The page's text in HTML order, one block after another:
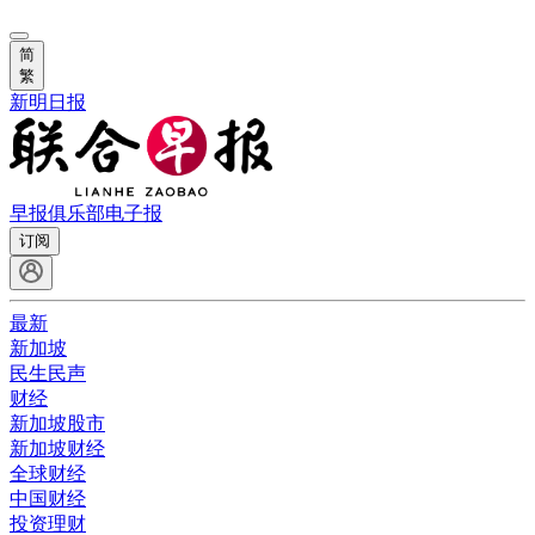
简
繁
新明日报
早报俱乐部电子报
订阅
最新
新加坡
民生民声
财经
新加坡股市
新加坡财经
全球财经
中国财经
投资理财